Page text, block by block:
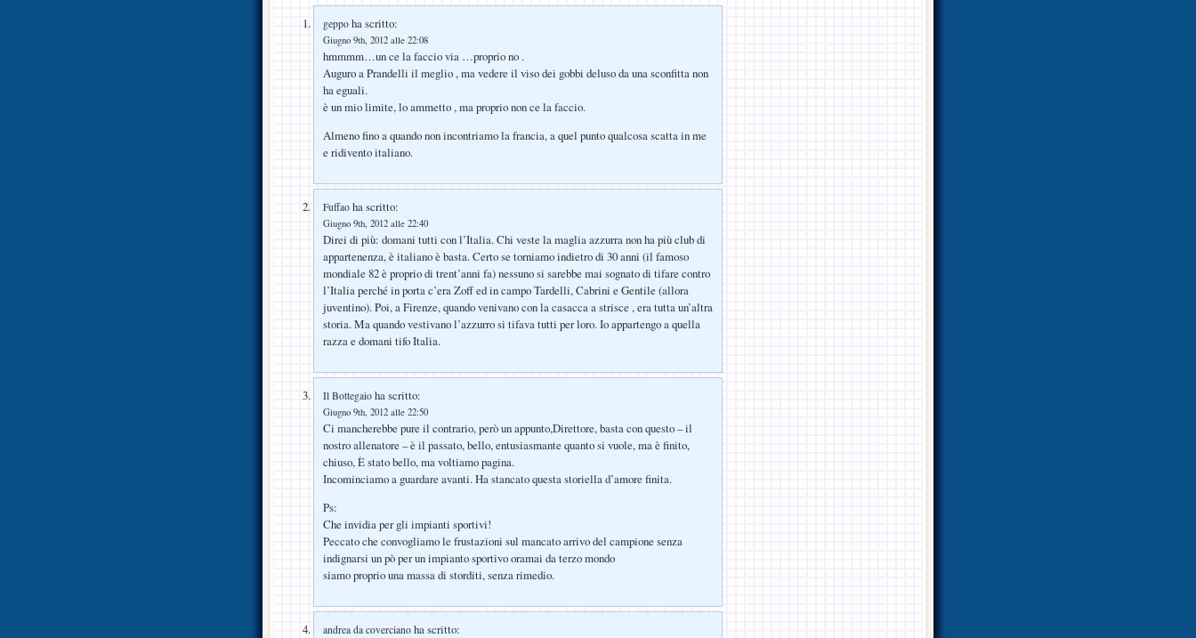
geppo ha scritto:
Giugno 9th, 2012 alle 22:08
hmmmm…un ce la faccio via …proprio no .
Auguro a Prandelli il meglio , ma vedere il viso dei gobbi deluso da una sconfitta non
ha eguali.
è un mio limite, lo ammetto , ma proprio non ce la faccio.
Almeno fino a quando non incontriamo la francia, a quel punto qualcosa scatta in me
e ridivento italiano.
Fuffao ha scritto:
Giugno 9th, 2012 alle 22:40
Direi di più: domani tutti con l’Italia. Chi veste la maglia azzurra non ha più club di
appartenenza, è italiano è basta. Certo se torniamo indietro di 30 anni (il famoso
mondiale 82 è proprio di trent’anni fa) nessuno si sarebbe mai sognato di tifare contro
l’Italia perché in porta c’era Zoff ed in campo Tardelli, Cabrini e Gentile (allora
juventino). Poi, a Firenze, quando venivano con la casacca a strisce , era tutta un’altra
storia. Ma quando vestivano l’azzurro si tifava tutti per loro. Io appartengo a quella
razza e domani tifo Italia.
Il Bottegaio ha scritto:
Giugno 9th, 2012 alle 22:50
Ci mancherebbe pure il contrario, però un appunto,Direttore, basta con questo – il
nostro allenatore – è il passato, bello, entusiasmante quanto si vuole, ma è finito,
chiuso, È stato bello, ma voltiamo pagina.
Incominciamo a guardare avanti. Ha stancato questa storiella d’amore finita.
Ps:
Che invidia per gli impianti sportivi!
Peccato che convogliamo le frustazioni sul mancato arrivo del campione senza
indignarsi un pò per un impianto sportivo oramai da terzo mondo
siamo proprio una massa di storditi, senza rimedio.
andrea da coverciano ha scritto: